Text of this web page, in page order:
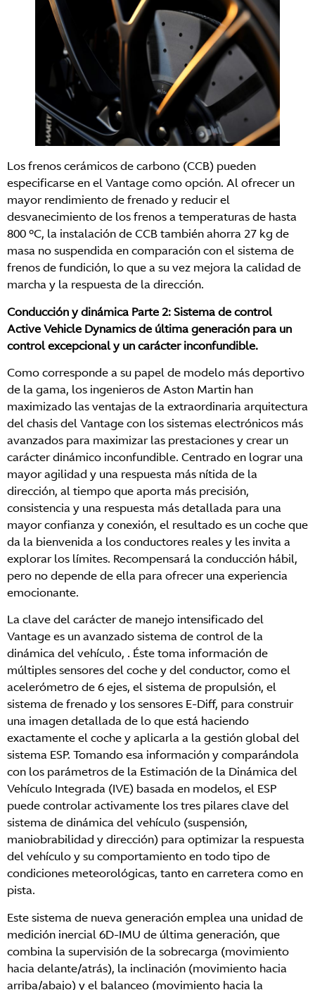
Los frenos cerámicos de carbono (CCB) pueden
especificarse en el Vantage como opción. Al ofrecer un
mayor rendimiento de frenado y reducir el
desvanecimiento de los frenos a temperaturas de hasta
800 °C, la instalación de CCB también ahorra 27 kg de
masa no suspendida en comparación con el sistema de
frenos de fundición, lo que a su vez mejora la calidad de
marcha y la respuesta de la dirección.
Conducción y dinámica Parte 2: Sistema de control
Active Vehicle Dynamics de última generación para un
control excepcional y un carácter inconfundible.
Como corresponde a su papel de modelo más deportivo
de la gama, los ingenieros de Aston Martin han
maximizado las ventajas de la extraordinaria arquitectura
del chasis del Vantage con los sistemas electrónicos más
avanzados para maximizar las prestaciones y crear un
carácter dinámico inconfundible. Centrado en lograr una
mayor agilidad y una respuesta más nítida de la
dirección, al tiempo que aporta más precisión,
consistencia y una respuesta más detallada para una
mayor confianza y conexión, el resultado es un coche que
da la bienvenida a los conductores reales y les invita a
explorar los límites. Recompensará la conducción hábil,
pero no depende de ella para ofrecer una experiencia
emocionante.
La clave del carácter de manejo intensificado del
Vantage es un avanzado sistema de control de la
dinámica del vehículo, . Éste toma información de
múltiples sensores del coche y del conductor, como el
acelerómetro de 6 ejes, el sistema de propulsión, el
sistema de frenado y los sensores E-Diff, para construir
una imagen detallada de lo que está haciendo
exactamente el coche y aplicarla a la gestión global del
sistema ESP. Tomando esa información y comparándola
con los parámetros de la Estimación de la Dinámica del
Vehículo Integrada (IVE) basada en modelos, el ESP
puede controlar activamente los tres pilares clave del
sistema de dinámica del vehículo (suspensión,
maniobrabilidad y dirección) para optimizar la respuesta
del vehículo y su comportamiento en todo tipo de
condiciones meteorológicas, tanto en carretera como en
pista.
Este sistema de nueva generación emplea una unidad de
medición inercial 6D-IMU de última generación, que
combina la supervisión de la sobrecarga (movimiento
hacia delante/atrás), la inclinación (movimiento hacia
arriba/abajo) y el balanceo (movimiento hacia la